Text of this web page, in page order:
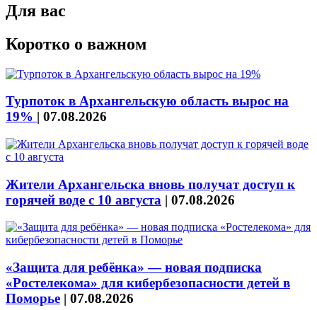
Для вас
Коротко о важном
Турпоток в Архангельскую область вырос на
19% | 07.08.2026
Жители Архангельска вновь получат доступ к
горячей воде с 10 августа | 07.08.2026
«Защита для ребёнка» — новая подписка
«Ростелекома» для кибербезопасности детей в
Поморье | 07.08.2026